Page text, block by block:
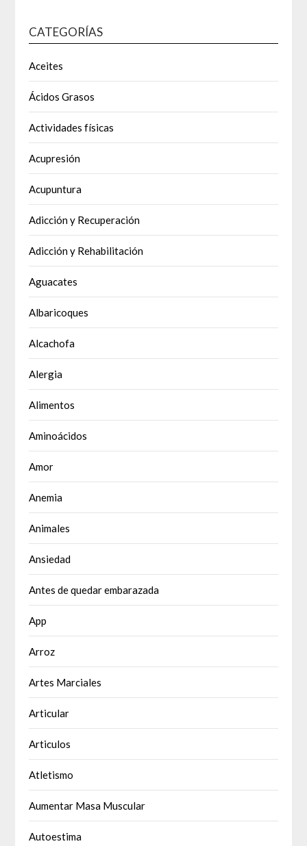
CATEGORÍAS
Aceites
Ácidos Grasos
Actividades físicas
Acupresión
Acupuntura
Adicción y Recuperación
Adicción y Rehabilitación
Aguacates
Albaricoques
Alcachofa
Alergia
Alimentos
Aminoácidos
Amor
Anemia
Animales
Ansiedad
Antes de quedar embarazada
App
Arroz
Artes Marciales
Articular
Articulos
Atletismo
Aumentar Masa Muscular
Autoestima